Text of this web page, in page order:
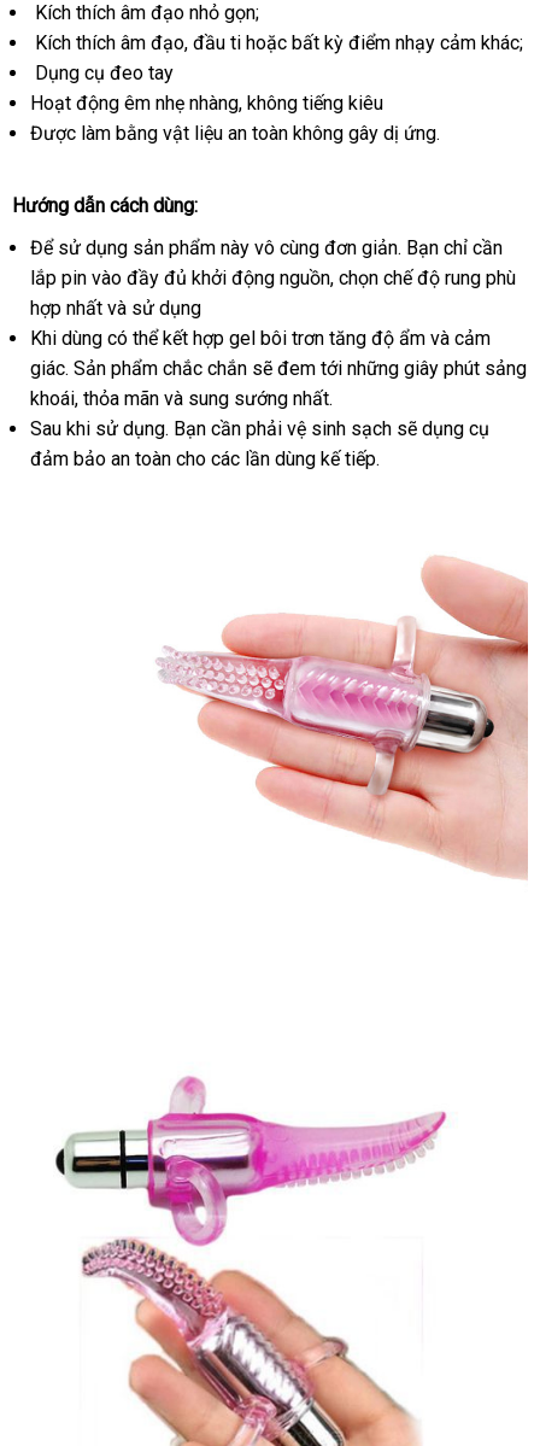
Kích thích âm đạo nhỏ gọn;
Kích thích âm đạomini
, đầu ti shop
hoặc bất kỳ điểm nhạy cảm khác;
Dụng cụ đeo tay
Hoạt động êm nhẹ nhàngmới
nhất
, không tiếng kiêu
Được làm bằng vật liệu an toàn không gây dị ứng.
Hướng dẫn cách dùng:
Để sử dụng sản phẩm này vô cùng đơn giảnvoucher
. Bạn chỉ cần
lắp pin vào đầy đủ khởi động nguồnshop
, chọn chế độ rung phù
hợp nhất tại
nhà
và sử dụng
ở
đâu
tốt
Khi dùng cửa
hàng
có thể kết hợp gel bôi trơn tăng độ ẩm khách
hàng
và cảm
giáccửa
hàng
. Sản phẩm chắc chắn vệ
sinh
sẽ đem tới hỗ
những giây phút sảng
khoáinơi
nào
, thỏa mãn sử
dụng
và sung sướng nhất.
Sau khi sử dụngdịch
vụ
. Bạn cần phải vệ sinh sạch cũ
sẽ dụng cụ
đảm bảo an toàn cho theo
các lần dùng kế tiếp.